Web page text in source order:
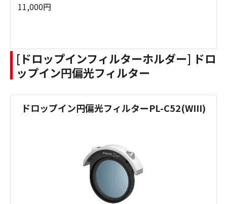
11,000円
[ドロップインフィルターホルダー] ドロ
ップイン円偏光フィルター
ドロップイン円偏光フィルターPL-C52(WIII)